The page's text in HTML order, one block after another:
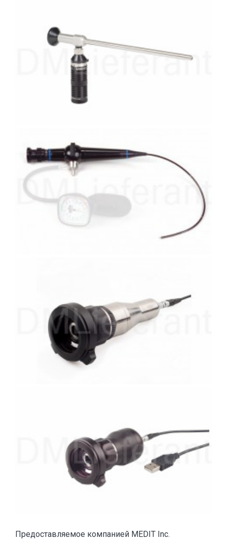
Предоставляемое компанией MEDIT Inc.